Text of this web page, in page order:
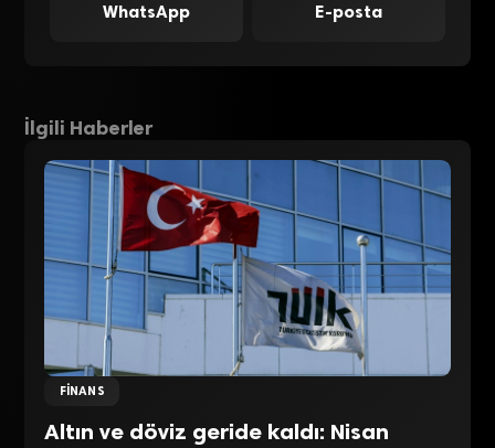
WhatsApp E-posta
İlgili Haberler
FINANS
Altın ve döviz geride kaldı: Nisan